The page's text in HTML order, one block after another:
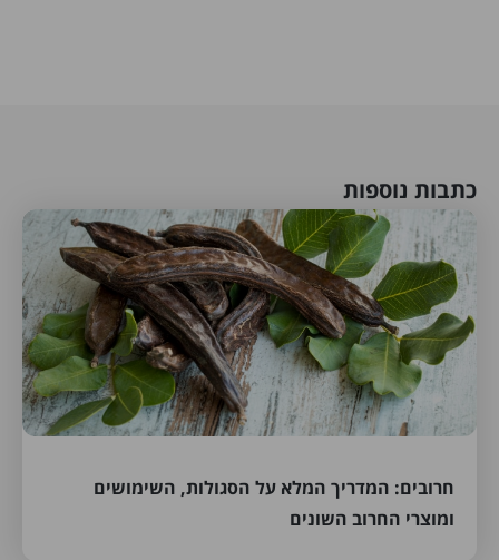
כתבות נוספות
חרובים: המדריך המלא על הסגולות, השימושים
ומוצרי החרוב השונים